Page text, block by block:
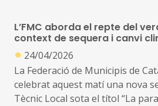
d’urbanisme, adaptades a la
rurals, en el marc del
de 30 de juliol, de l’Estatut de
L’objectiu del decret llei és fer
desequilibri territorial a
L’FMC aborda el repte del
context de sequera i canvi
● 24/04/2026
La Federació de Municipis de
celebrat aquest matí una nova
Tècnic Local sota el títol “La